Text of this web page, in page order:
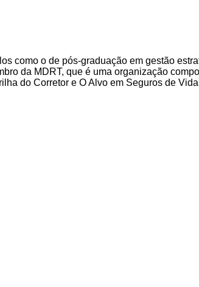
como o de pós-graduação em gestão
da MDRT, que é uma organização
do Corretor e O Alvo em Seguros de